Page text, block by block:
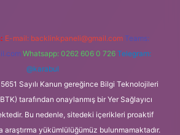
E-mail: backlinkpaneli@gmail.com Teams:
Whatsapp: 0262 606 0 726 Telegram:
@karabul
Sayılı Kanun gereğince Bilgi Teknolojileri
tarafından onaylanmış bir Yer Sağlayıcı
Bu nedenle, sitedeki içerikleri proaktif
yükümlülüğümüz bulunmamaktadır.